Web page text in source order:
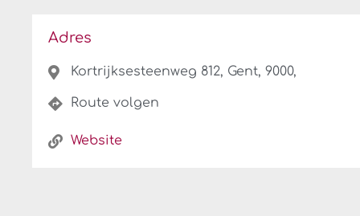
Adres
Kortrijksesteenweg 812, Gent, 9000,
Route volgen
Website